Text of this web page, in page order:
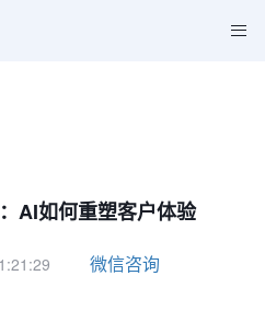
AI如何重塑客户体验
微信咨询